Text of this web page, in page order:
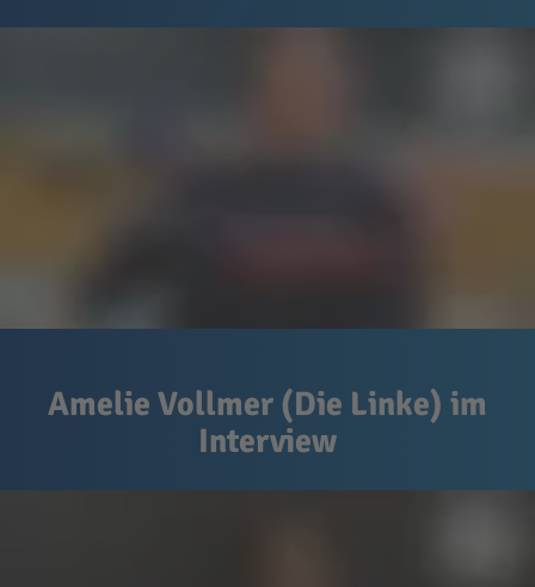
Amelie Vollmer (Die Linke) im
Interview